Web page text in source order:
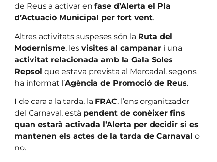
de Reus a activar en fase d’Alerta el Pla
d’Actuació Municipal per fort vent.
Altres activitats suspeses són la Ruta del
Modernisme, les visites al campanar i una
activitat relacionada amb la Gala Soles
Repsol que estava prevista al Mercadal, segons
ha informat l’Agència de Promoció de Reus.
I de cara a la tarda, la FRAC, l’ens organitzador
del Carnaval, està pendent de conèixer fins
quan estarà activada l’Alerta per decidir si es
mantenen els actes de la tarda de Carnaval o
no.